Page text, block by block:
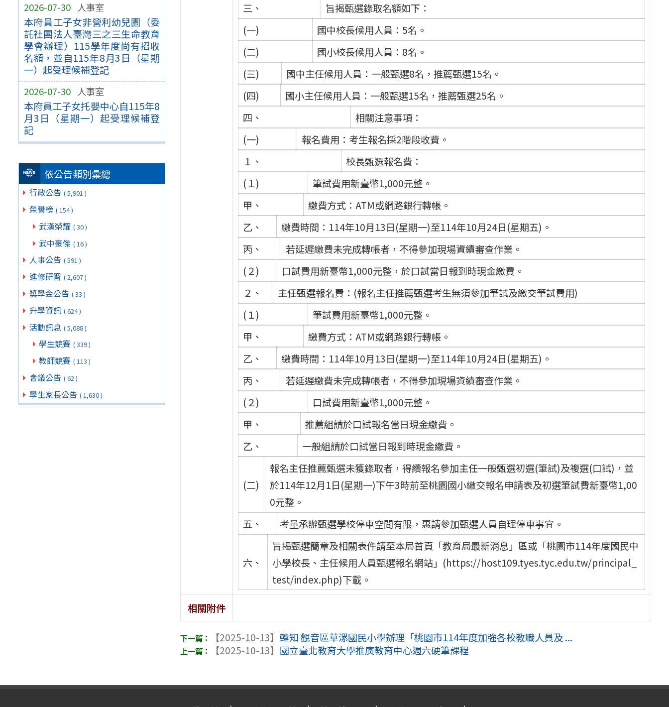
2026-07-30 人事室
本府員工子女非營利幼兒園（委
託社團法人臺灣三之三生命教育
學會辦理）115學年度尚有招收
名額，並自115年8月3日（星期
一）起受理候補登記
2026-07-30 人事室
本府員工子女托嬰中心自115年8
月3日（星期一）起受理候補登
記
依公告類別彙總
行政公告 ( 5,901 )
榮譽榜 ( 154 )
武漢榮耀 ( 30 )
武中豪傑 ( 16 )
人事公告 ( 591 )
進修研習 ( 2,607 )
獎學金公告 ( 33 )
升學資訊 ( 624 )
活動訊息 ( 5,088 )
學生競賽 ( 339 )
教師競賽 ( 113 )
會議公告 ( 62 )
學生家長公告 ( 1,630 )
三、
旨揭甄選錄取名額如下：
(一)
國中校長候用人員：5名。
(二)
國小校長候用人員：8名。
(三)
國中主任候用人員：一般甄選8名，推薦甄選15名。
(四)
國小主任候用人員：一般甄選15名，推薦甄選25名。
四、
相關注意事項：
(一)
報名費用：考生報名採2階段收費。
１、
校長甄選報名費：
(１)
筆試費用新臺幣1,000元整。
甲、
繳費方式：ATM或網路銀行轉帳。
乙、
繳費時間：114年10月13日(星期一)至114年10月24日(星期五)。
丙、
若延遲繳費未完成轉帳者，不得參加現場資績審查作業。
(２)
口試費用新臺幣1,000元整，於口試當日報到時現金繳費。
２、
主任甄選報名費：(報名主任推薦甄選考生無須參加筆試及繳交筆試費用)
(１)
筆試費用新臺幣1,000元整。
甲、
繳費方式：ATM或網路銀行轉帳。
乙、
繳費時間：114年10月13日(星期一)至114年10月24日(星期五)。
丙、
若延遲繳費未完成轉帳者，不得參加現場資績審查作業。
(２)
口試費用新臺幣1,000元整。
甲、
推薦組請於口試報名當日現金繳費。
乙、
一般組請於口試當日報到時現金繳費。
(二)
報名主任推薦甄選未獲錄取者，得續報名參加主任一般甄選初選(筆試)及複選(口試)，並
於114年12月1日(星期一)下午3時前至桃園國小繳交報名申請表及初選筆試費新臺幣1,00
0元整。
五、
考量承辦甄選學校停車空間有限，惠請參加甄選人員自理停車事宜。
六、
旨揭甄選簡章及相關表件請至本局首頁「教育局最新消息」區或「桃園市114年度國民中
小學校長、主任候用人員甄選報名網站」(https://host109.tyes.tyc.edu.tw/principal_
test/index.php)下載。
相關附件
【2025-10-13】轉知 觀音區草漯國民小學辦理「桃園市114年度加強各校教職人員及 ...
【2025-10-13】 國立臺北教育大學推廣教育中心週六硬筆課程